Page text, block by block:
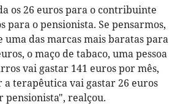
os 26 euros para o contribuinte
para o pensionista. Se pensarmos,
uma das marcas mais baratas para
o maço de tabaco, uma pessoa
vai gastar 141 euros por mês,
a terapêutica vai gastar 26 euros
pensionista", realçou.